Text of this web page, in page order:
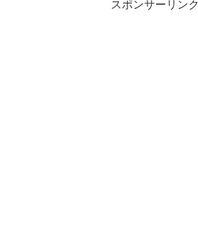
スポンサーリンク